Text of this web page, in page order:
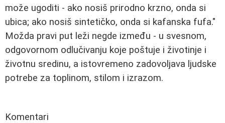
može ugoditi - ako nosiš prirodno krzno, onda si
ubica; ako nosiš sintetičko, onda si kafanska fufa."
Možda pravi put leži negde između - u svesnom,
odgovornom odlučivanju koje poštuje i životinje i
životnu sredinu, a istovremeno zadovoljava ljudske
potrebe za toplinom, stilom i izrazom.
Komentari